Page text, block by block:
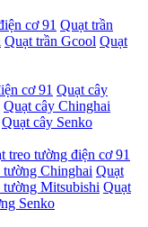
cơ 91 Quạt trần
Quạt trần Gcool Quạt
cơ 91 Quạt cây
Quạt cây Chinghai
Quạt cây Senko
treo tường điện cơ 91
tường Chinghai Quạt
tường Mitsubishi Quạt
Senko